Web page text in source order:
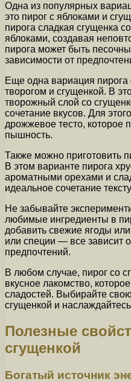
Одна из популярных
это пирог с яблоками и
пирога сладкая сгущенка
яблоками, создавая
пирога может быть
зависимости от
Еще одна вариация пирога
творогом и сгущенкой. В
творожный слой со
сочетание вкусов. Для
дрожжевое тесто, которое
пышность.
Также можно приготовить
В этом варианте пирога
ароматными орехами и
идеальное сочетание
Не забывайте
любимые ингредиенты в
добавить свежие ягоды
или специи — все зависит
предпочтений.
В любом случае, пирог со
вкусное лакомство,
сладостей. Выбирайте
сгущенкой и
Полезные
сгущенкой
Богатый источник